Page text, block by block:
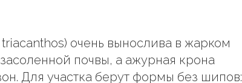
очень вынослива в жарком
почвы, а ажурная крона
Для участка берут формы без шипов: